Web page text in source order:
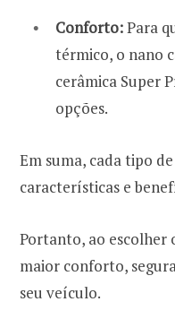
Conforto:Para
térmico, o nano
cerâmica Super
opções.
Em suma, cada tipo
características e
Portanto, ao escolher
maior conforto,
seu veículo.